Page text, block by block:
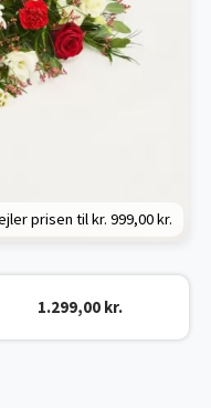
prisen til kr. 999,00 kr.
1.299,00 kr.